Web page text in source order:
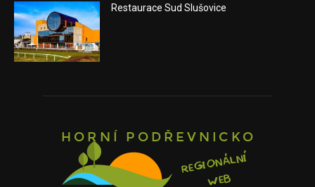
Restaurace Sud Slušovice